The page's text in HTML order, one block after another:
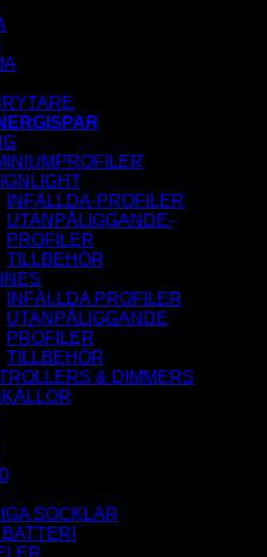
INFÄLLDA-PROFILER
UTANPÅLIGGANDE-
PROFILER
TILLBEHÖR
INFÄLLDA PROFILER
UTANPÅLIGGANDE
PROFILER
TILLBEHÖR
& DIMMERS
SOCKLAR